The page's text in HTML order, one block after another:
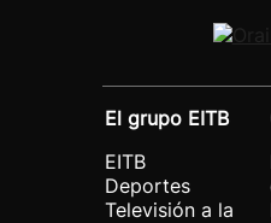
El grupo EITB
EITB
Deportes
Televisión a la